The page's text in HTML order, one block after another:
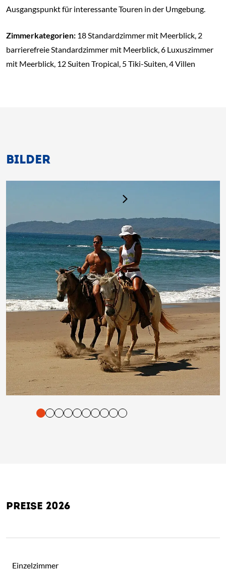
Ausgangspunkt für interessante Touren in der Umgebung.
Zimmerkategorien: 18 Standardzimmer mit Meerblick, 2
barrierefreie Standardzimmer mit Meerblick, 6 Luxuszimmer
mit Meerblick, 12 Suiten Tropical, 5 Tiki-Suiten, 4 Villen
BILDER
und Vorlesen der Inhalte mit Leertaste oder Tabulator-
PREISE 2026
Einzelzimmer